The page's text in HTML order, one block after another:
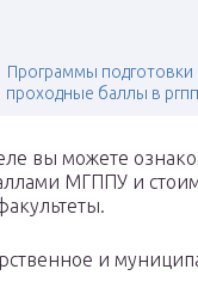
Программы подготовки
проходные баллы в
вы можете
МГППУ и
и